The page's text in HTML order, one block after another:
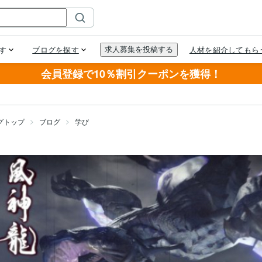
会員登録で10％割引クーポンを獲得！
トップ ブログ 学び